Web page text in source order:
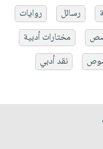
رسائل
روايات
مختارات أدبية
نقد أدبي